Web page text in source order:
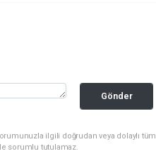
Gönder
ilgili doğrudan veya dolaylı tüm
sorumlu tutulamaz.